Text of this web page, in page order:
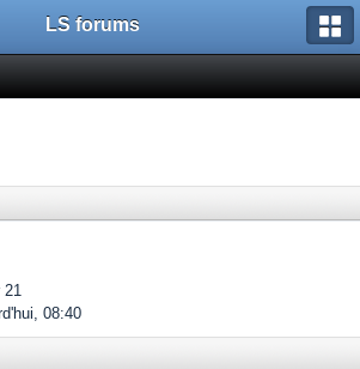
LS forums
21
08:40